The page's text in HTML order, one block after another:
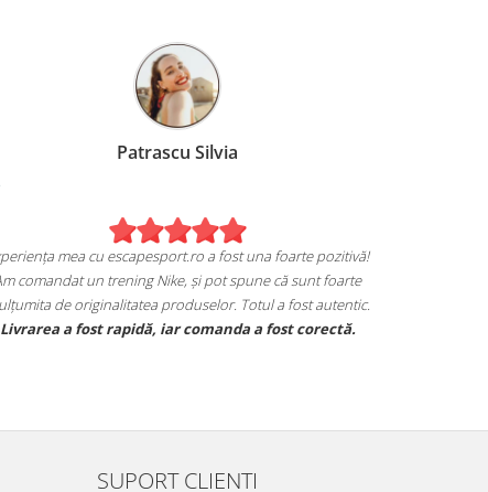
achiziția mea de pe
Jordan și sunt extrem
mi se potrivesc.
mărcii, iar calitatea
Experiența mea cu escapesport.ro a
Am comandat un trening Nike, și pot
mulțumita de originalitatea produselor.
Livrarea a fost rapidă, iar
SUPORT CLIENTI